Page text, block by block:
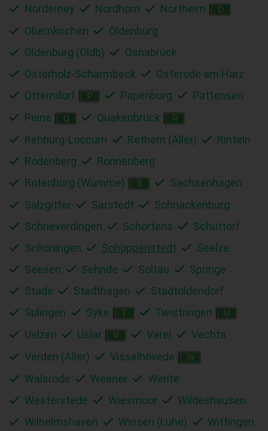
Norderney Nordhorn Northeim O
Obernkirchen
Oldenburg
Oldenburg (Oldb)
Osnabrück
Osterholz-Scharmbeck
Osterode am Harz
Otterndorf
P Papenburg
Pattensen
Peine
Q Quakenbrück R
Rehburg-Loccum Rethem (Aller)
Rinteln
Rodenberg
Ronnenberg
Rotenburg (Wümme)
S
Sachsenhagen
Salzgitter
Sarstedt
Schnackenburg
Schneverdingen
Schortens
Schüttorf
Schöningen
Schöppenstedt
Seelze
Seesen
Sehnde Soltau
Springe
Stade
Stadthagen
Stadtoldendorf
Sulingen
Syke T Twistringen U
Uelzen Uslar V Varel
Vechta
Verden (Aller)
Visselhövede W
Walsrode Weener
Werlte
Westerstede
Wiesmoor
Wildeshausen
Wilhelmshaven
Winsen (Luhe)
Wittingen